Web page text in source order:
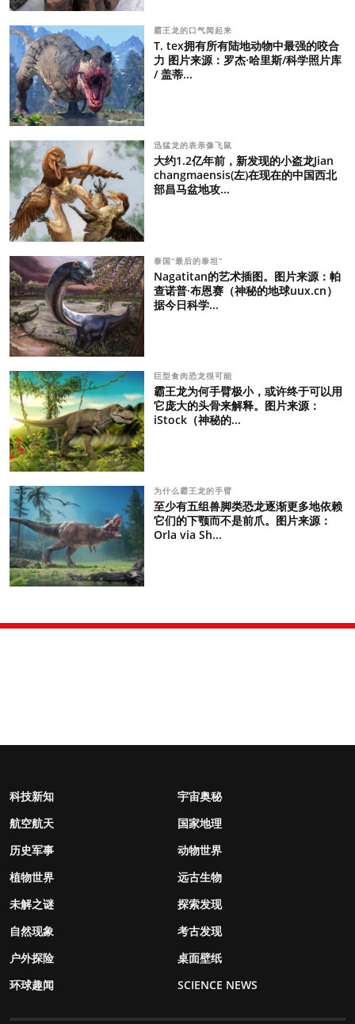
霸王龙的口气闻起来
T. tex拥有所有陆地动物中最强的咬合
力 图片来源：罗杰·哈里斯/科学照片库
/ 盖蒂...
迅猛龙的表亲像飞鼠
大约1.2亿年前，新发现的小盗龙Jian
changmaensis(左)在现在的中国西北
部昌马盆地攻...
泰国“最后的泰坦”
Nagatitan的艺术插图。图片来源：帕
查诺普·布恩赛（神秘的地球uux.cn）
据今日科学...
巨型食肉恐龙很可能
霸王龙为何手臂极小，或许终于可以用
它庞大的头骨来解释。图片来源：
iStock（神秘的...
为什么霸王龙的手臂
至少有五组兽脚类恐龙逐渐更多地依赖
它们的下颚而不是前爪。图片来源：
Orla via Sh...
科技新知
宇宙奥秘
航空航天
国家地理
历史军事
动物世界
植物世界
远古生物
未解之谜
探索发现
自然现象
考古发现
户外探险
桌面壁纸
环球趣闻
SCIENCE NEWS